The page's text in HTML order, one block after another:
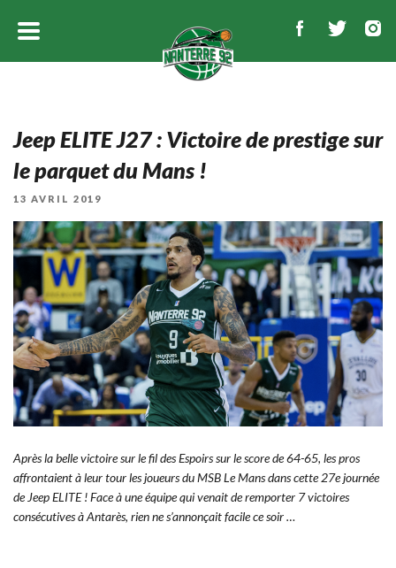
Jeep ELITE J27 : Victoire de prestige sur
le parquet du Mans !
PUBLIÉ
13 AVRIL 2019
Après la belle victoire sur le fil des Espoirs sur le score de 64-65, les pros
affrontaient à leur tour les joueurs du MSB Le Mans dans cette 27e journée
de Jeep ELITE ! Face à une équipe qui venait de remporter 7 victoires
consécutives à Antarès, rien ne s’annonçait facile ce soir …